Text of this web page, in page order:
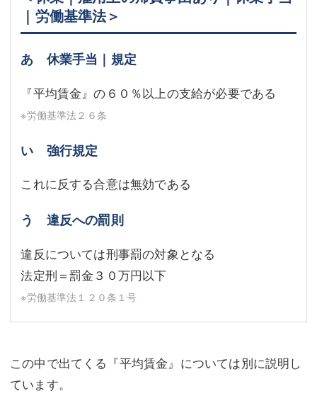
｜労働基準法＞
あ 休業手当｜規定
『平均賃金』の６０％以上の支給が必要である
※労働基準法２６条
い 強行規定
これに反する合意は無効である
う 違反への罰則
違反については刑事罰の対象となる
法定刑＝罰金３０万円以下
※労働基準法１２０条１号
この中で出てくる『平均賃金』については別に説明し
ています。